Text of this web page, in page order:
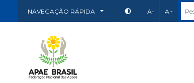
NAVEGAÇÃO RÁPIDA A- A+